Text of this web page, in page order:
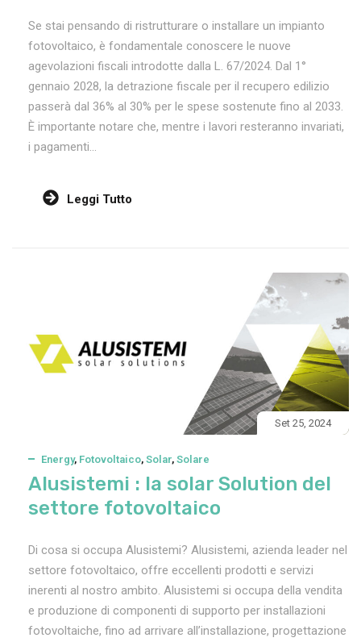
Se stai pensando di ristrutturare o installare un impianto
fotovoltaico, è fondamentale conoscere le nuove
agevolazioni fiscali introdotte dalla L. 67/2024. Dal 1°
gennaio 2028, la detrazione fiscale per il recupero edilizio
passerà dal 36% al 30% per le spese sostenute fino al 2033.
È importante notare che, mentre i lavori resteranno invariati,
i pagamenti...
Leggi Tutto
Set 25, 2024
Energy, Fotovoltaico, Solar, Solare
Alusistemi : la solar Solution del
settore fotovoltaico
Di cosa si occupa Alusistemi? Alusistemi, azienda leader nel
settore fotovoltaico, offre eccellenti prodotti e servizi
inerenti al nostro ambito. Alusistemi si occupa della vendita
e produzione di componenti di supporto per installazioni
fotovoltaiche, fino ad arrivare all’installazione, progettazione